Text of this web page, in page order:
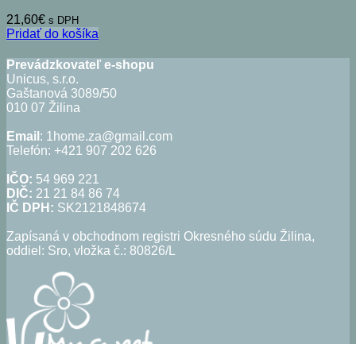
21,60€ s DPH
Pridať do košíka
Prevádzkovateľ e-shopu
Unicus, s.r.o.
Gaštanová 3089/50
010 07 Žilina
Email : 1home.za@gmail.com
Telefón: +421 907 202 626
IČO: 54 969 221
DIČ: 21 21 84 86 74
IČ DPH: SK2121848674
Zapísaná v obchodnom registri Okresného súdu Žilina,
oddiel: Sro, vložka č.: 80826/L